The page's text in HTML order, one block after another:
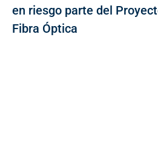
en riesgo parte del
Fibra Óptica